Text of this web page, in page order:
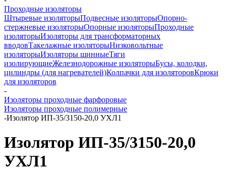
Проходные изоляторы
Штыревые изоляторыПодвесные изоляторыОпорно-
стержневые изоляторыОпорные изоляторыПроходные
изоляторыИзоляторы для трансформаторных
вводовТакелажные изоляторыНизковольтные
изоляторыИзоляторы шинныеТяги
изолирующиеЖелезнодорожные изоляторыБусы, колодки,
цилиндры (для нагревателей)Колпачки для изоляторовКрюки
для изоляторов
-
Изоляторы проходные фарфоровые
Изоляторы проходные полимерные
-Изолятор ИП-35/3150-20,0 УХЛ1
Изолятор ИП-35/3150-20,0
УХЛ1